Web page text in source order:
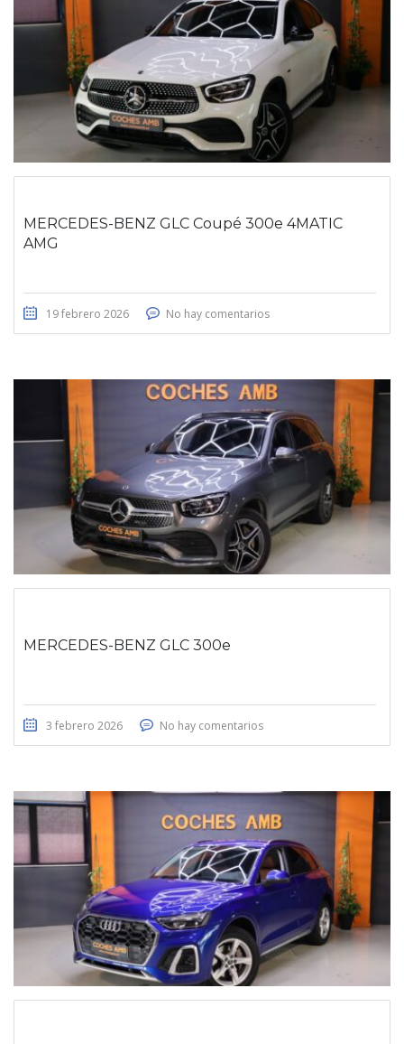
MERCEDES-BENZ GLC Coupé 300e 4MATIC
AMG
19 febrero 2026 No hay comentarios
MERCEDES-BENZ GLC 300e
3 febrero 2026 No hay comentarios